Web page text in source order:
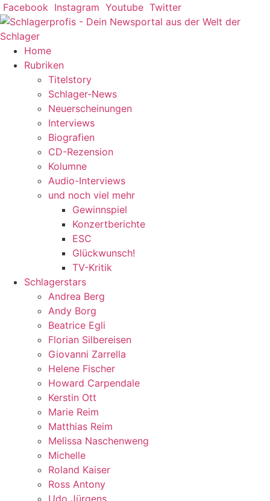
Zum
Inhalt
springen
Facebook Instagram Youtube Twitter
Home
Rubriken
Titelstory
Schlager-News
Neuerscheinungen
Interviews
Biografien
CD-Rezension
Kolumne
Audio-Interviews
und noch viel mehr
Gewinnspiel
Konzertberichte
ESC
Glückwunsch!
TV-Kritik
Schlagerstars
Andrea Berg
Andy Borg
Beatrice Egli
Florian Silbereisen
Giovanni Zarrella
Helene Fischer
Howard Carpendale
Kerstin Ott
Marie Reim
Matthias Reim
Melissa Naschenweng
Michelle
Roland Kaiser
Ross Antony
Udo Jürgens